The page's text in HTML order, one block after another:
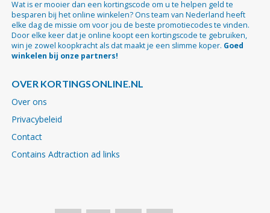
Wat is er mooier dan een kortingscode om u te helpen geld te
besparen bij het online winkelen? Ons team van Nederland heeft
elke dag de missie om voor jou de beste promotiecodes te vinden.
Door elke keer dat je online koopt een kortingscode te gebruiken,
win je zowel koopkracht als dat maakt je een slimme koper. Goed
winkelen bij onze partners!
OVER KORTINGSONLINE.NL
Over ons
Privacybeleid
Contact
Contains Adtraction ad links